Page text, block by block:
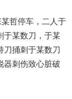
哲停车，二人于
于某数刀，于某
刀捅刺于某数刀
器刺伤致心脏破